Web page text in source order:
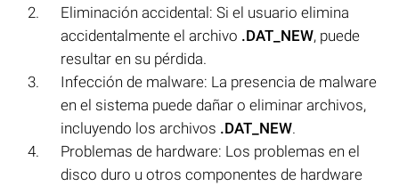
Eliminación accidental: Si el usuario elimina
accidentalmente el archivo .DAT_NEW, puede
resultar en su pérdida.
Infección de malware: La presencia de malware
en el sistema puede dañar o eliminar archivos,
incluyendo los archivos .DAT_NEW.
Problemas de hardware: Los problemas en el
disco duro u otros componentes de hardware